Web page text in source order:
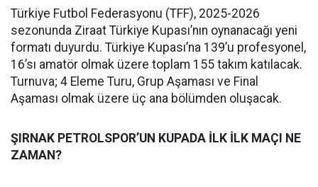
Türkiye Futbol Federasyonu (TFF), 2025-2026
sezonunda Ziraat Türkiye Kupası’nın oynanacağı yeni
formatı duyurdu. Türkiye Kupası’na 139’u profesyonel,
16’sı amatör olmak üzere toplam 155 takım katılacak.
Turnuva; 4 Eleme Turu, Grup Aşaması ve Final
Aşaması olmak üzere üç ana bölümden oluşacak.
ŞIRNAK PETROLSPOR’UN KUPADA İLK İLK MAÇI NE
ZAMAN?